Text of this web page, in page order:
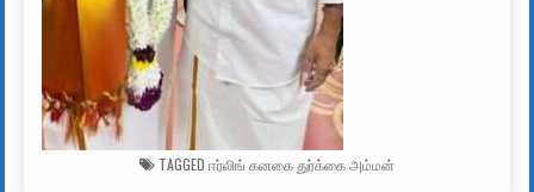
TAGGED ஈர்லிங் கனகை துர்க்கை அம்மன்